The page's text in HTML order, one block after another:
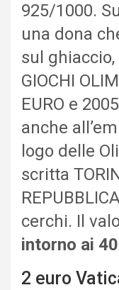
925/1000.
una dona
sul
GIOCHI
EURO e
anche
logo delle
scritta
cerchi. Il
intorno ai
2 euro